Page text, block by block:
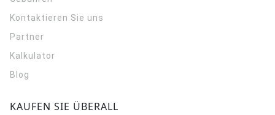
Kontaktieren Sie uns
Partner
Kalkulator
Blog
KAUFEN SIE ÜBERALL